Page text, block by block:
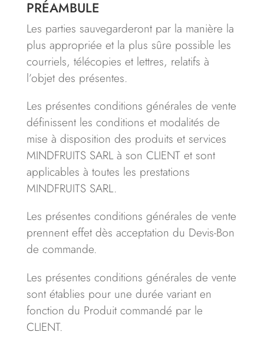
PRÉAMBULE
Les parties sauvegarderont par la manière la
plus appropriée et la plus sûre possible les
courriels, télécopies et lettres, relatifs à
l’objet des présentes.
Les présentes conditions générales de vente
définissent les conditions et modalités de
mise à disposition des produits et services
MINDFRUITS SARL à son CLIENT et sont
applicables à toutes les prestations
MINDFRUITS SARL.­
Les présentes conditions générales de vente
prennent effet dès acceptation du Devis-Bon
de commande.
Les présentes conditions générales de vente
sont établies pour une durée variant en
fonction du Produit commandé par le
CLIENT.